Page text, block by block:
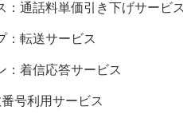
：通話料単価引き下げサービス
：転送サービス
：着信応答サービス
号利用サービス